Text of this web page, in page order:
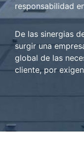
responsabilidad
De las sinergias
surgir una
global de las
cliente, por